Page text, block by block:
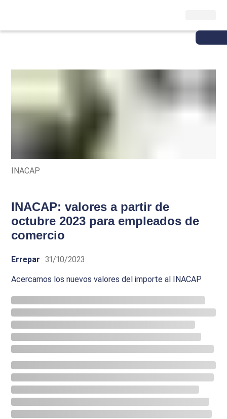
INACAP
INACAP: valores a partir de
octubre 2023 para empleados de
comercio
Errepar 31/10/2023
Acercamos los nuevos valores del importe al INACAP